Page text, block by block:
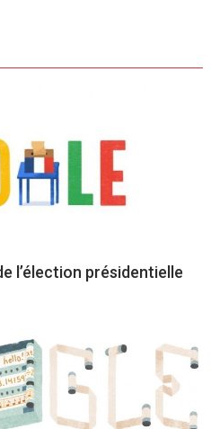
l’élection présidentielle